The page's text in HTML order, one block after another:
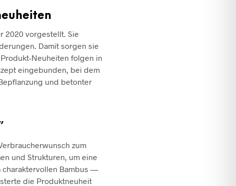
2020 vorgestellt. Sie
Damit sorgen sie
Neuheiten folgen in
eingebunden, bei dem
und betonter
zum
und Strukturen, um eine
charaktervollen Bambus —
die Produktneuheit